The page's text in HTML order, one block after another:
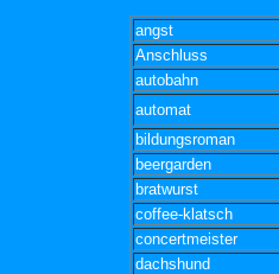
angst
Anschluss
autobahn
automat
bildungsroman
beergarden
bratwurst
coffee-klatsch
concertmeister
dachshund